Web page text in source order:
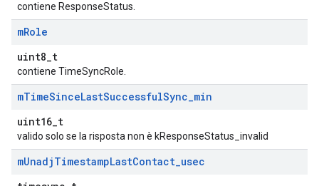
contiene ResponseStatus.
mRole
uint8_t
contiene TimeSyncRole.
mTimeSinceLastSuccessfulSync_min
uint16_t
valido solo se la risposta non è kResponseStatus_invalid
mUnadjTimestampLastContact_usec